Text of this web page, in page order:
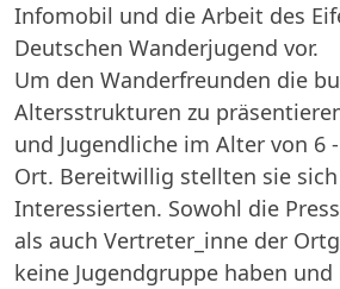
Infomobil und die Arbeit des
Deutschen Wanderjugend vor.
Um den Wanderfreunden die
Altersstrukturen zu
und Jugendliche im Alter von 6
Ort. Bereitwillig stellten sie
Interessierten. Sowohl die
als auch Vertreter_inne der
keine Jugendgruppe haben